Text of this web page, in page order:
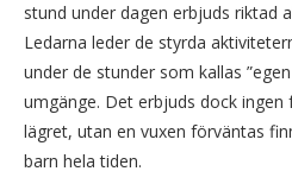
stund under dagen erbjuds riktad
Ledarna leder de styrda
under de stunder som kallas
umgänge. Det erbjuds dock
lägret, utan en vuxen förväntas
barn hela tiden.